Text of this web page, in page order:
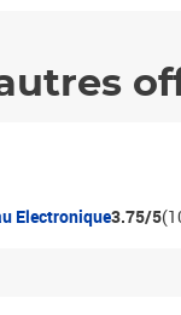
Electronique3.75/5